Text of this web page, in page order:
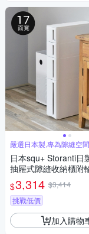
嚴選日本製,專為隙縫空
日本squ+ Storanti日
抽屜式隙縫收納櫃附
+1LL)-多色可選
$3,314 $3,414
挑戰低價
加入購物